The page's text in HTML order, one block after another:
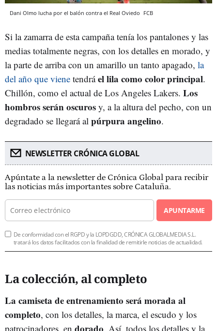
Dani Olmo lucha por el balón contra el Real Oviedo FCB
Si la zamarra de esta campaña tenía los pantalones y las
medias totalmente negras, con los detalles en morado, y
la parte de arriba con un amarillo un tanto apagado, la
del año que viene tendráel lila como color principal.
Chillón, como el actual de Los Angeles Lakers. Los
hombros serán oscuros y, a la altura del pecho, con un
degradado se llegará al púrpura angelino.
NEWSLETTER CRÓNICA GLOBAL
Apúntate a la newsletter de Crónica Global para recibir
las noticias más importantes sobre Cataluña.
APUNTARME
De conformidad con el RGPD y la LOPDGDD, CRÓNICA GLOBALMEDIA S.L.
tratará los datos facilitados con la finalidad de remitirle noticias de actualidad.
La colección, al completo
La camiseta de entrenamiento será morada al
completo, con los detalles, la marca, el escudo y los
patrocinadores, en dorado . Así, todos los detalles y la